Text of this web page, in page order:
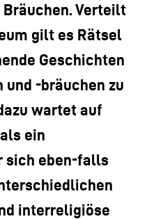
Verteilt
gilt es Rätsel
Geschichten
-bräuchen zu
wartet auf
ein
sich eben-falls
interreligiöse